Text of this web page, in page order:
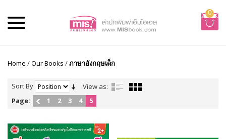
0
Home /Our Books /ภาษาอังกฤษเด็ก
Sort By
View as:
Page:
1 2 3 4 5